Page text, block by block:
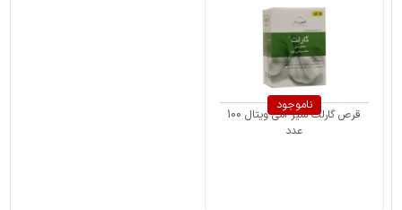
ناموجود
قرص گارلت سیر امی ویتال 100
عدد